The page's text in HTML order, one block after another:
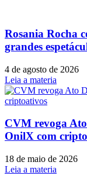
Rosania Rocha
grandes
4 de agosto de 2026
Leia a materia
CVM revoga
OnilX com
18 de maio de 2026
Leia a materia